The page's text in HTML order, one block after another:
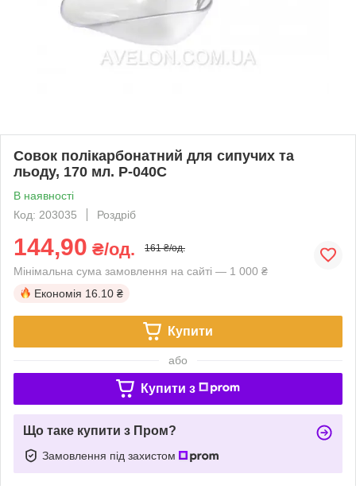
Совок полікарбонатний для сипучих та
льоду, 170 мл. P-040C
В наявності
Код: 203035
Роздріб
144,90 ₴/од. 161 ₴/од.
Мінімальна сума замовлення на сайті — 1 000 ₴
Економія 16.10 ₴
Купити
або
Купити з
Що таке купити з Пром?
Замовлення під захистом